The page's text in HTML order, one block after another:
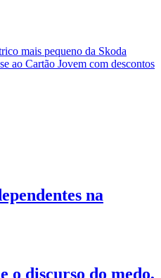
mais pequeno da Skoda
ao Cartão Jovem com descontos
na
o discurso do medo,